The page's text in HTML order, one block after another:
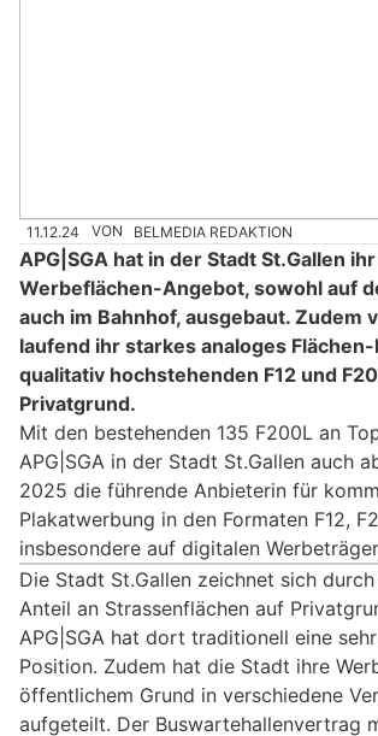
11.12.24 VON BELMEDIA REDAKTION
APG|SGA hat in der Stadt St.Gallen
Werbeflächen-Angebot, sowohl auf
auch im Bahnhof, ausgebaut. Zudem
laufend ihr starkes analoges
qualitativ hochstehenden F12 und
Privatgrund.
Mit den bestehenden 135 F200L an
APG|SGA in der Stadt St.Gallen auch
2025 die führende Anbieterin für
Plakatwerbung in den Formaten F12,
insbesondere auf digitalen
Die Stadt St.Gallen zeichnet sich
Anteil an Strassenflächen auf
APG|SGA hat dort traditionell eine
Position. Zudem hat die Stadt ihre
öffentlichem Grund in verschiedene
aufgeteilt. Der Buswartehallenvertrag